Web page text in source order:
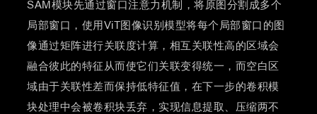
SAM模块先通过窗口注意力机制，将原图分割成多个
局部窗口，使用ViT图像识别模型将每个局部窗口的图
像通过矩阵进行关联度计算，相互关联性高的区域会
融合彼此的特征从而使它们关联变得统一，而空白区
域由于关联性差而保持低特征值，在下一步的卷积模
块处理中会被卷积块丢弃，实现信息提取、压缩两不